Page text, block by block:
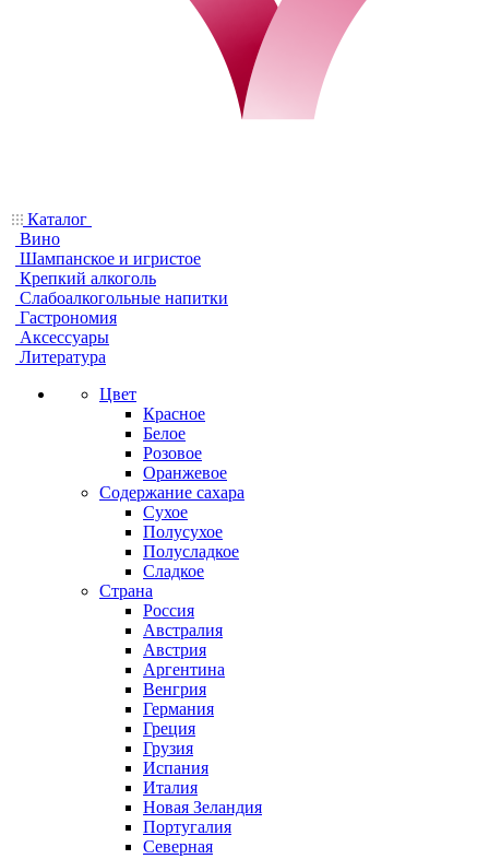
Каталог
Вино
Шампанское и игристое
Крепкий алкоголь
Слабоалкогольные напитки
Гастрономия
Аксессуары
Литература
Цвет
Красное
Белое
Розовое
Оранжевое
Содержание сахара
Сухое
Полусухое
Полусладкое
Сладкое
Страна
Россия
Австралия
Австрия
Аргентина
Венгрия
Германия
Греция
Грузия
Испания
Италия
Новая Зеландия
Португалия
Северная